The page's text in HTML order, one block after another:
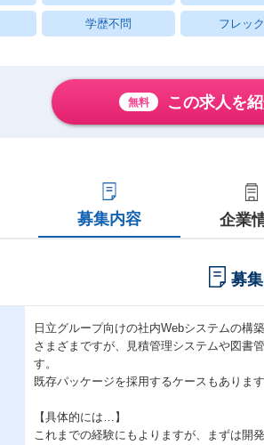
学歴不問 フレッ
無料 この求人を
募集内容 企業
募
日立グループ向けの社内Webシステムの構
さまざまですが、見積管理システムや図書
す。
既存パッケージを採用するケースもありま
【具体的には…】
これまでの経験にもよりますが、まずは開